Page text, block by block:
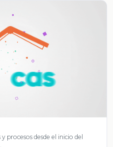
procesos desde el inicio del